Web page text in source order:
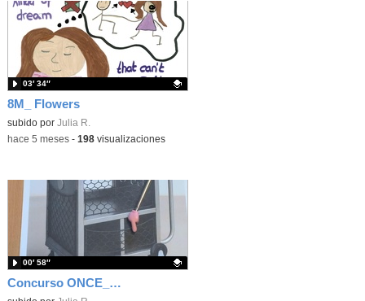
8M_ Flowers
Contenido educativo.
subido por Julia R.
03′ 34″
-hace 5 meses- 198visualizaciones
Concurso ONCE_ reto de noviembre (discapacidad motora) 5ºB
00′ 58″